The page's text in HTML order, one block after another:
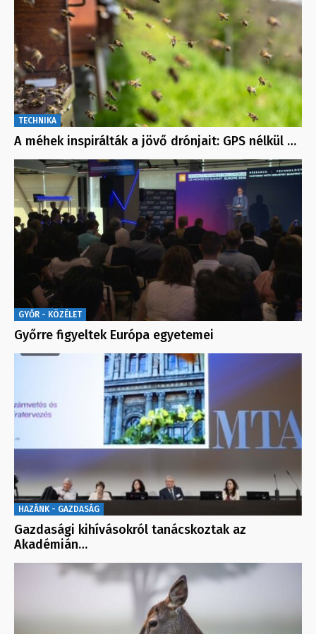
TECHNIKA
A méhek inspirálták a jövő drónjait: GPS nélkül …
GYŐR - KÖZÉLET
Győrre figyeltek Európa egyetemei
HAZÁNK - GAZDASÁG
Gazdasági kihívásokról tanácskoztak az
Akadémián…